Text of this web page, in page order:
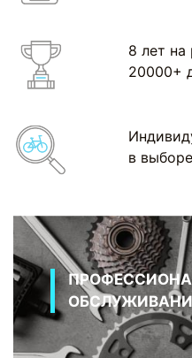
8 лет на
20000+
в выборе